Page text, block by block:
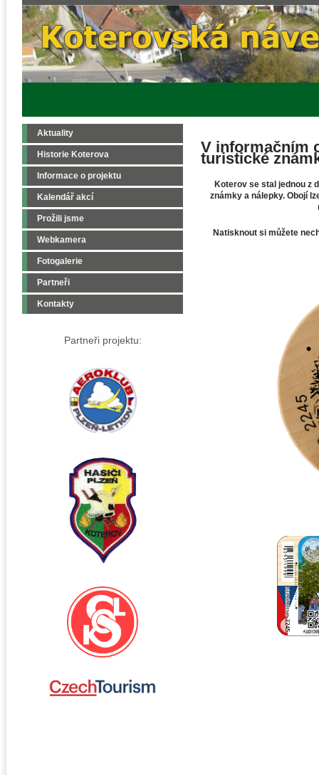
Aktuality
Historie Koterova
Informace o projektu
Kalendář akcí
Prožili jsme
Webkamera
Fotogalerie
Partneři
Kontakty
Partneři projektu:
V informačním
turistické
Koterov se stal jednou z
známky a nálepky. Obojí
Natisknout si můžete